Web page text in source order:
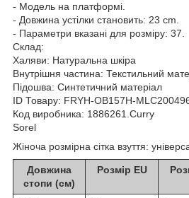
- Модель на платформі.
- Довжина устілки становить: 23 cm.
- Параметри вказані для розміру: 37.
Склад:
Халяви: Натуральна шкіра
Внутрішня частина: Текстильний
Підошва: Синтетичний матеріал
ID Товару: FRYH-OB157H-
Код виробника: 1886261.Curry
Sorel
Жіноча розмірна сітка взуття:
Довжина
стопи (см)
Розмір EU